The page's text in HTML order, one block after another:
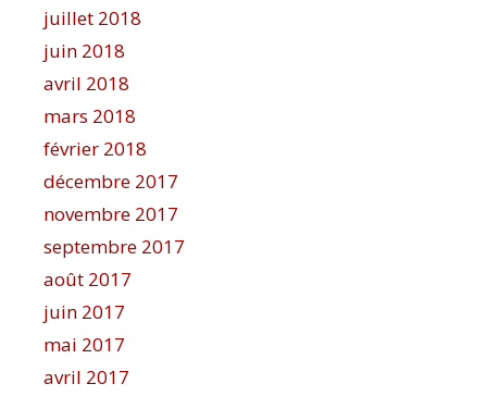
juillet 2018
juin 2018
avril 2018
mars 2018
février 2018
décembre 2017
novembre 2017
septembre 2017
août 2017
juin 2017
mai 2017
avril 2017